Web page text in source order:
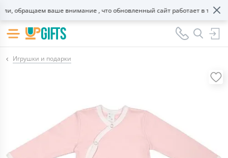
обращаем ваше внимание , что обновленный сайт работает в
Игрушки и подарки